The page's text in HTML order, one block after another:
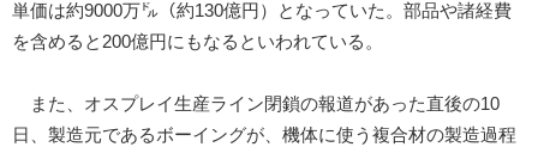
単価は約9000万㌦（約130億円）となっていた。部品や諸経費
を含めると200億円にもなるといわれている。
また、オスプレイ生産ライン閉鎖の報道があった直後の10
日、製造元であるボーイングが、機体に使う複合材の製造過程